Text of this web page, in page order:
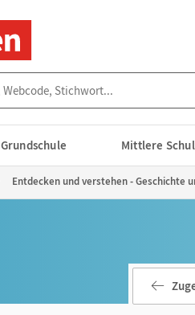
Grundschule Mittlere
Entdecken und verstehen - Geschichte